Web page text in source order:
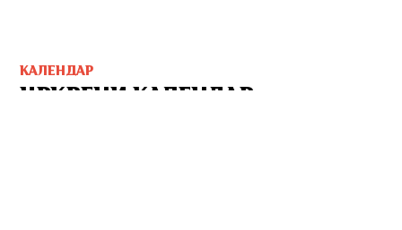
КАЛЕНДАР
ЦРКВЕНИ КАЛЕНДАР